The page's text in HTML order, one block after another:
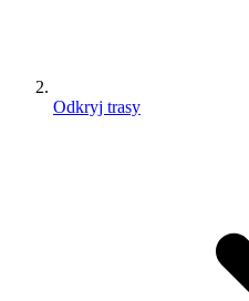
Odkryj trasy